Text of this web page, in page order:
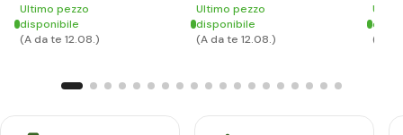
Ultimo pezzo
disponibile
(A da te 12.08.)
Ultimo pezzo
disponibile
(A da te 12.08.)
(A da